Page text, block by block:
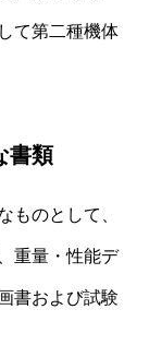
て第二種機体
書類
ものとして、
重量・性能デ
書および試験